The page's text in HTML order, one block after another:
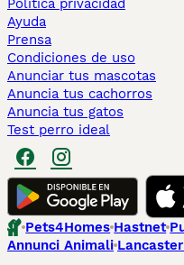
Politica privacidad
Ayuda
Prensa
Condiciones de uso
Anunciar tus mascotas
Anuncia tus cachorros
Anuncia tus gatos
Test perro ideal
Pets4Homes Hastnet
Annunci Animali